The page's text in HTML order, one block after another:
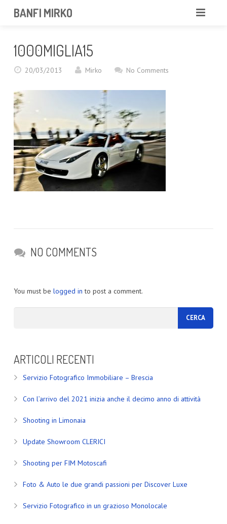
BANFI MIRKO
PORTFOLIO
SERVIZI
NEWS
CONTATTAMI
1000MIGLIA15
20/03/2013 Mirko No Comments
NO COMMENTS
You must be logged in to post a comment.
ARTICOLI RECENTI
Servizio Fotografico Immobiliare – Brescia
Con l’arrivo del 2021 inizia anche il decimo anno di attività
Shooting in Limonaia
Update Showroom CLERICI
Shooting per FIM Motoscafi
Foto & Auto le due grandi passioni per Discover Luxe
Servizio Fotografico in un grazioso Monolocale